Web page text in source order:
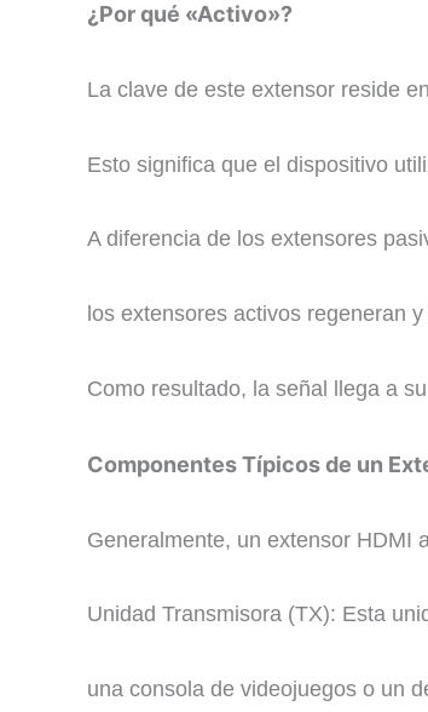
¿Por qué «Activo»?
La clave de este extensor reside
Esto significa que el dispositivo
A diferencia de los extensores
los extensores activos regeneran
Como resultado, la señal llega a
Componentes Típicos de un
Generalmente, un extensor HDMI
Unidad Transmisora (TX): Esta
una consola de videojuegos o un